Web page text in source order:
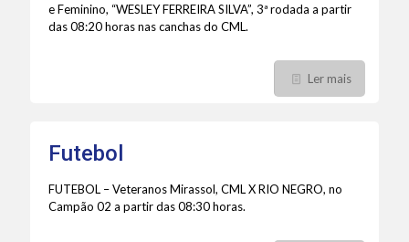
e Feminino, “WESLEY FERREIRA SILVA”, 3ª rodada a partir
das 08:20 horas nas canchas do CML.
Ler mais
Futebol
FUTEBOL – Veteranos Mirassol, CML X RIO NEGRO, no
Campão 02 a partir das 08:30 horas.